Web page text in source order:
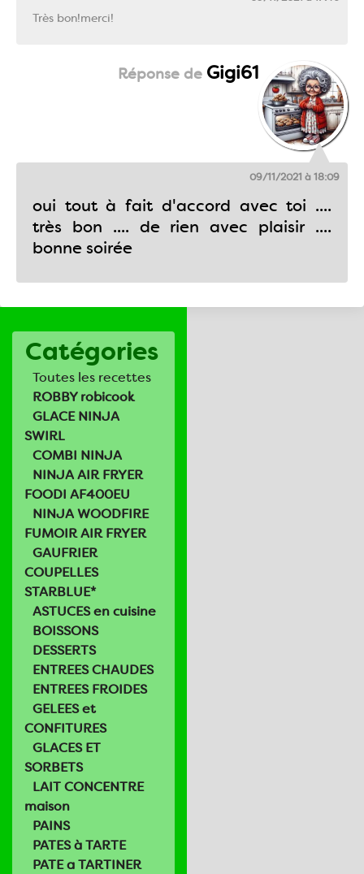
Catégories
Toutes les recettes
ROBBY robicook
GLACE NINJA
SWIRL
COMBI NINJA
NINJA AIR FRYER
FOODI AF400EU
NINJA WOODFIRE
FUMOIR AIR FRYER
GAUFRIER
COUPELLES
STARBLUE*
ASTUCES en cuisine
BOISSONS
DESSERTS
ENTREES CHAUDES
ENTREES FROIDES
GELEES et
CONFITURES
GLACES ET
SORBETS
LAIT CONCENTRE
maison
PAINS
PATES à TARTE
PATE a TARTINER
Très bon!merci!
Gigi61
09/11/2021 à 18:09
oui tout à fait d'accord avec toi ....
très bon .... de rien avec plaisir ....
bonne soirée